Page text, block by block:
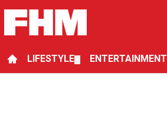
LIFESTYLE ENTERTAINMENT